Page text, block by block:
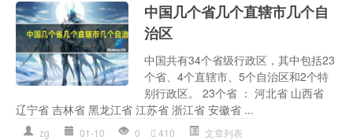
中国几个省几个直辖市几个自
治区
中国共有34个省级行政区，其中包括23
个省、4个直辖市、5个自治区和2个特
别行政区。 23个省 ： 河北省 山西省
辽宁省 吉林省 黑龙江省 江苏省 浙江省 安徽省 ...
zg 01-10 0 410 文章列表